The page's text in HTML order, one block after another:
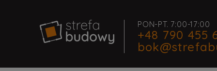
PON-PT. 7:00-17:00
+48 790 455